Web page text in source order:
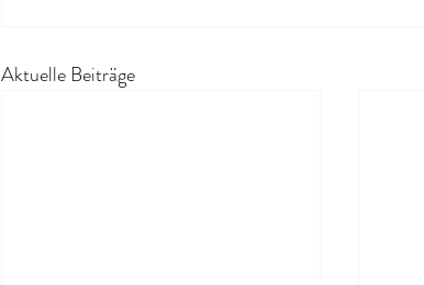
Aktuelle Beiträge